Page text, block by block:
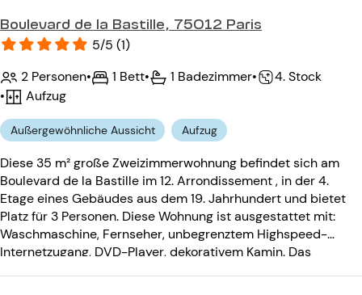
Boulevard de la Bastille, 75012 Paris
5/5 (1)
2 Personen• 1 Bett• 1 Badezimmer•
4. Stock
•
Aufzug
Außergewöhnliche Aussicht Aufzug
Diese 35 m² große Zweizimmerwohnung befindet sich am
Boulevard de la Bastille im 12. Arrondissement , in der 4.
Etage eines Gebäudes aus dem 19. Jahrhundert und bietet
Platz für 3 Personen. Diese Wohnung ist ausgestattet mit:
Waschmaschine, Fernseher, unbegrenztem Highspeed-
Internetzugang, DVD-Player, dekorativem Kamin. Das